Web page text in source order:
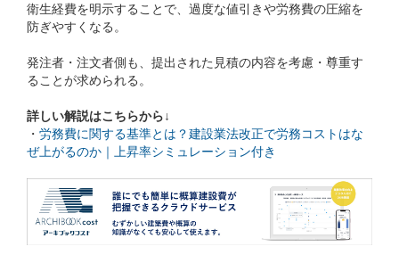
衛生経費を明示することで、過度な値引きや労務費の圧縮を
防ぎやすくなる。
発注者・注文者側も、提出された見積の内容を考慮・尊重す
ることが求められる。
詳しい解説はこちらから↓
・ 労務費に関する基準とは？建設業法改正で労務コストはな
ぜ上がるのか｜上昇率シミュレーション付き